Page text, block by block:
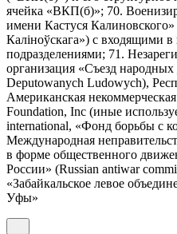
ячейка «ВКП(б)»; 70.
имени Кастуся
Калiноўскага») с входящими в
подразделениями; 71.
организация «Съезд народных
Deputowanych Ludowych),
Американская
Foundation, Inc (иные
international, «Фонд борьбы с
Международная
в форме общественного
России» (Russian antiwar
«Забайкальское левое
Уфы»